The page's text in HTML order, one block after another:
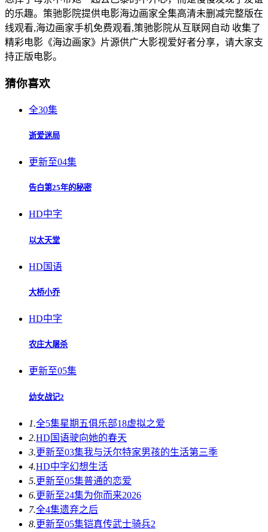
的乐趣。策驰影院提供电影海边画家全集高清未删减完整版在
线观看,海边画家手机免费观看,策驰影院从互联网自动 收集了
精彩电影《海边画家》片源供广大影视爱好者分享，请大家支
持正版电影。
猜你喜欢
全30集
逝爱迷局
更新至04集
告白第25年的秘密
HD中字
以太天堂
HD国语
大桥小乔
HD中字
农庄大屠杀
更新至05集
幼女战记2
1.全5集星期五俱乐部18虚拟之爱
2.HD国语驶向她的春天​
3.更新至03集我与沃尔特家男孩的生活第三季
4.HD中字幻想生活
5.更新至05集普通的恋爱
6.更新至24集为你而来2026
7.全4集遗弃之后
8.更新至05集铠真传武士骑兵2